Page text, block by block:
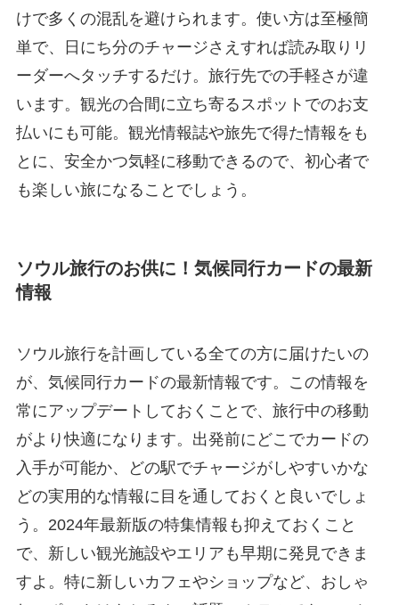
けで多くの混乱を避けられます。使い方は至極簡
単で、日にち分のチャージさえすれば読み取りリ
ーダーへタッチするだけ。旅行先での手軽さが違
います。観光の合間に立ち寄るスポットでのお支
払いにも可能。観光情報誌や旅先で得た情報をも
とに、安全かつ気軽に移動できるので、初心者で
も楽しい旅になることでしょう。
ソウル旅行のお供に！気候同行カードの最新
情報
ソウル旅行を計画している全ての方に届けたいの
が、気候同行カードの最新情報です。この情報を
常にアップデートしておくことで、旅行中の移動
がより快適になります。出発前にどこでカードの
入手が可能か、どの駅でチャージがしやすいかな
どの実用的な情報に目を通しておくと良いでしょ
う。2024年最新版の特集情報も抑えておくこと
で、新しい観光施設やエリアも早期に発見できま
すよ。特に新しいカフェやショップなど、おしゃ